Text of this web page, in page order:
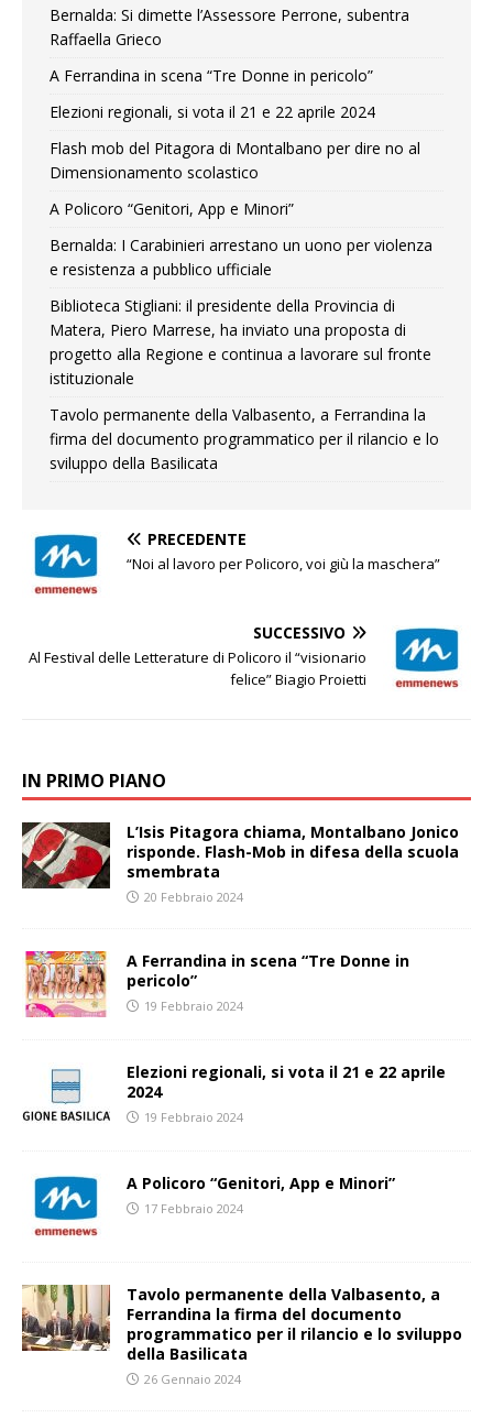
Bernalda: Si dimette l’Assessore Perrone, subentra
Raffaella Grieco
A Ferrandina in scena “Tre Donne in pericolo”
Elezioni regionali, si vota il 21 e 22 aprile 2024
Flash mob del Pitagora di Montalbano per dire no al
Dimensionamento scolastico
A Policoro “Genitori, App e Minori”
Bernalda: I Carabinieri arrestano un uono per violenza
e resistenza a pubblico ufficiale
Biblioteca Stigliani: il presidente della Provincia di
Matera, Piero Marrese, ha inviato una proposta di
progetto alla Regione e continua a lavorare sul fronte
istituzionale
Tavolo permanente della Valbasento, a Ferrandina la
firma del documento programmatico per il rilancio e lo
sviluppo della Basilicata
PRECEDENTE
“Noi al lavoro per Policoro, voi giù la maschera”
SUCCESSIVO
Al Festival delle Letterature di Policoro il “visionario
felice” Biagio Proietti
IN PRIMO PIANO
L’Isis Pitagora chiama, Montalbano Jonico
risponde. Flash-Mob in difesa della scuola
smembrata
20 Febbraio 2024
A Ferrandina in scena “Tre Donne in
pericolo”
19 Febbraio 2024
Elezioni regionali, si vota il 21 e 22 aprile
2024
19 Febbraio 2024
A Policoro “Genitori, App e Minori”
17 Febbraio 2024
Tavolo permanente della Valbasento, a
Ferrandina la firma del documento
programmatico per il rilancio e lo sviluppo
della Basilicata
26 Gennaio 2024